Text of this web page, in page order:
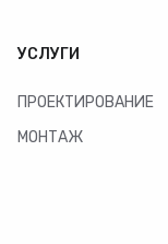
УСЛУГИ
ПРОЕКТИРОВАНИЕ
МОНТАЖ